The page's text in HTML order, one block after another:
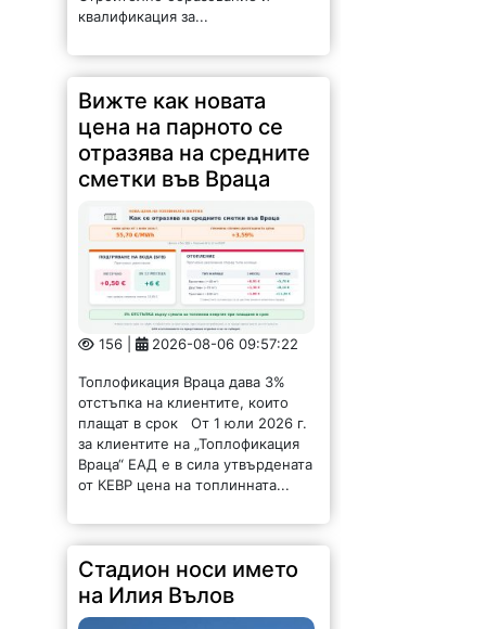
Вижте как новата
сметки във Враца
156 | 2026-08-06 09:57:22
Топлофикация Враца дава 3%
отстъпка на клиентите, които
плащат в срок От 1 юли 2026 г.
за клиентите на „Топлофикация
Враца“ ЕАД е в сила утвърдената
от КЕВР цена на топлинната...
Стадион носи името